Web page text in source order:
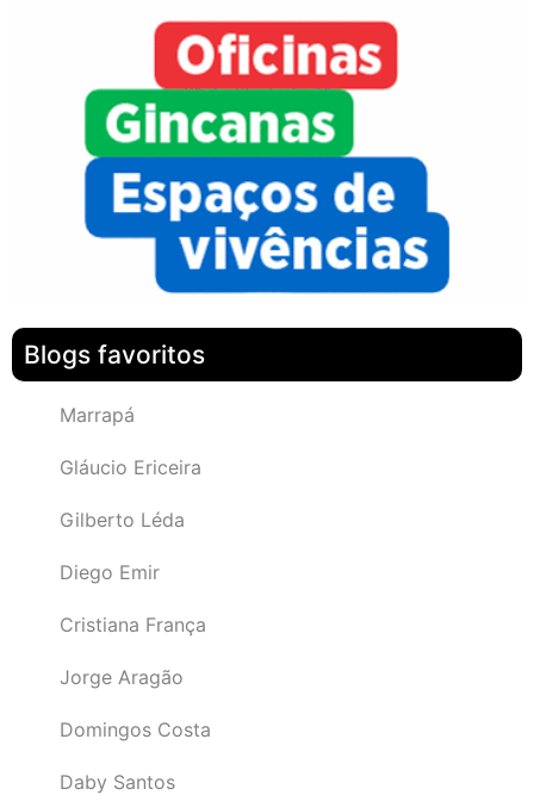
Blogs favoritos
Marrapá
Gláucio Ericeira
Gilberto Léda
Diego Emir
Cristiana França
Jorge Aragão
Domingos Costa
Daby Santos